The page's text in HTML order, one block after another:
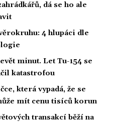
dá se ho ale
4 hlupáci dle
minut. Let Tu-154 se
katastrofou
která vypadá, že se
mít cenu tisíců korun
transakcí běží na